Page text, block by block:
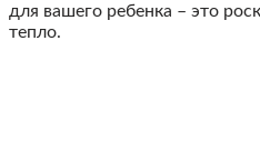
для вашего ребенка – это
тепло.